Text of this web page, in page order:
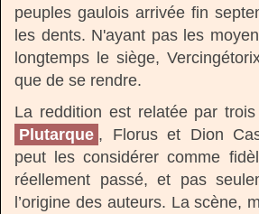
peuples gaulois arrivée fin
les dents. N'ayant pas les
longtemps le siège,
que de se rendre.
La reddition est relatée par
Plutarque , Florus et Dion
peut les considérer comme
réellement passé, et pas
l’origine des auteurs. La scène,